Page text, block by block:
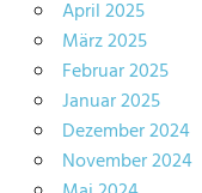
April 2025
März 2025
Februar 2025
Januar 2025
Dezember 2024
November 2024